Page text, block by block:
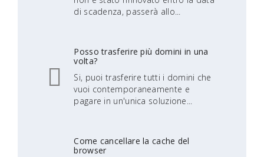
di scadenza, passerà allo...
Posso trasferire più domini in una
volta?
Si, puoi trasferire tutti i domini che
vuoi contemporaneamente e
pagare in un'unica soluzione...
Come cancellare la cache del
browser